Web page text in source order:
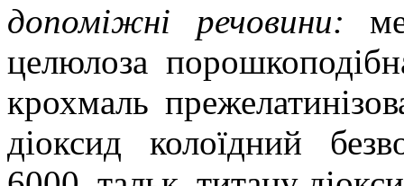
допоміжні речовини:
целюлоза
крохмаль
діоксид колоїдний